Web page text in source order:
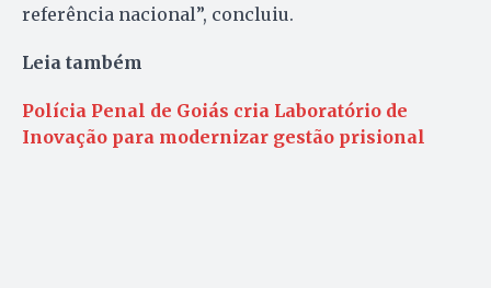
referência nacional”, concluiu.
Leia também
Polícia Penal de Goiás cria Laboratório de
Inovação para modernizar gestão prisional